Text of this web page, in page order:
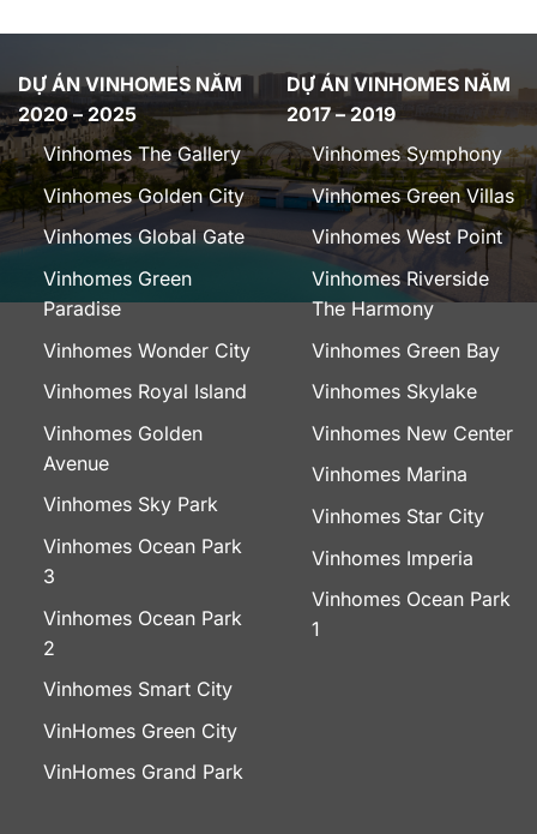
DỰ ÁN VINHOMES NĂM
2020 – 2025
Vinhomes The Gallery
Vinhomes Golden City
Vinhomes Global Gate
Vinhomes Green
Paradise
Vinhomes Wonder City
Vinhomes Royal Island
Vinhomes Golden
Avenue
Vinhomes Sky Park
Vinhomes Ocean Park
3
Vinhomes Ocean Park
2
Vinhomes Smart City
VinHomes Green City
VinHomes Grand Park
DỰ ÁN VINHOMES NĂM
2017 – 2019
Vinhomes Symphony
Vinhomes Green Villas
Vinhomes West Point
Vinhomes Riverside
The Harmony
Vinhomes Green Bay
Vinhomes Skylake
Vinhomes New Center
Vinhomes Marina
Vinhomes Star City
Vinhomes Imperia
Vinhomes Ocean Park
1